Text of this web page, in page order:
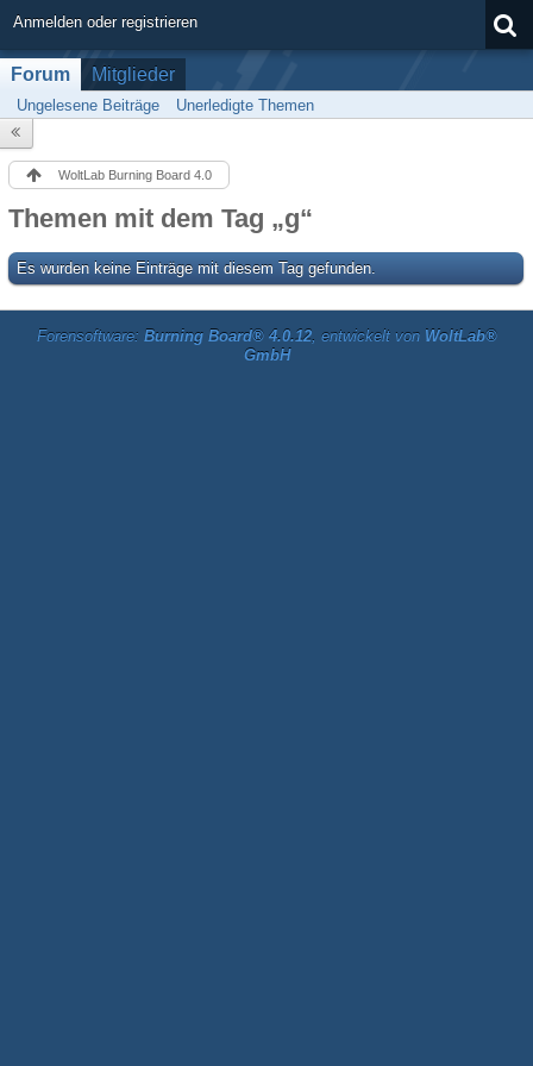
Anmelden oder registrieren
Forum Mitglieder
Ungelesene Beiträge Unerledigte Themen
WoltLab Burning Board 4.0
Themen mit dem Tag „g“
Es wurden keine Einträge mit diesem Tag gefunden.
Forensoftware: Burning Board® 4.0.12, entwickelt von WoltLab®
GmbH